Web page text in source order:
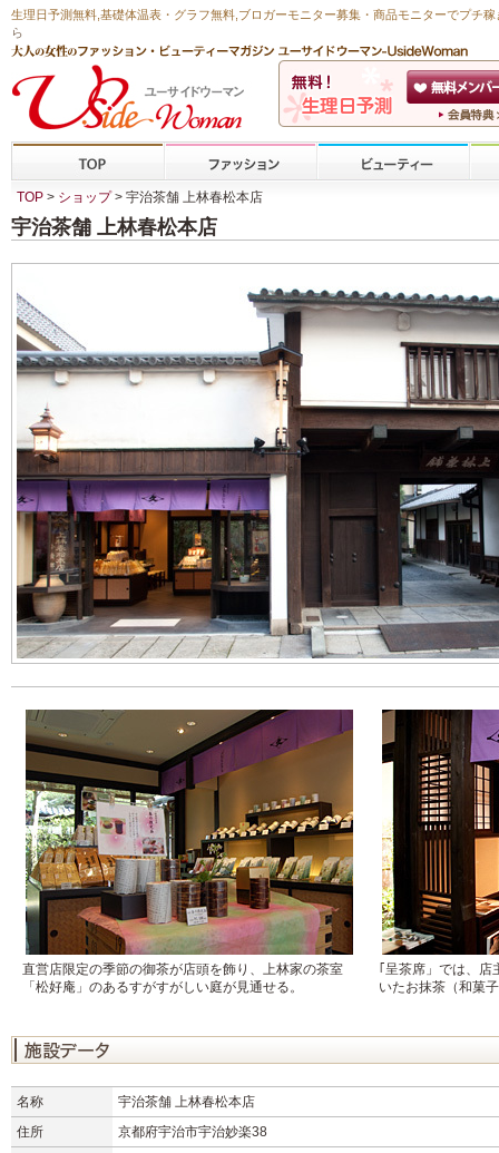
生理日予測無料 基礎体温表・グラフ無料 ,ブロガーモニター募集・商品モニターでプチ稼
ら
TOP > ショップ> 宇治茶舗 上林春松本店
宇治茶舗 上林春松本店
直営店限定の季節の御茶が店頭を飾り、上林家の茶室
「松好庵」のあるすがすがしい庭が見通せる。
｢呈茶席」では、店
いたお抹茶（和菓
名称
宇治茶舗 上林春松本店
住所
京都府宇治市宇治妙楽38